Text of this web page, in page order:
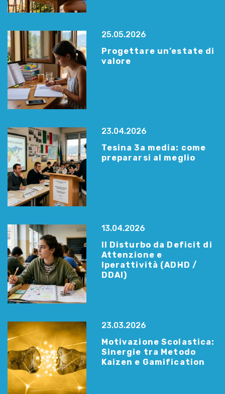
25.05.2026
Progettare un’estate di
valore
23.04.2026
Tesina 3a media: come
prepararsi al meglio
13.04.2026
Il Disturbo da Deficit di
Attenzione e
Iperattività (ADHD /
DDAI)
23.03.2026
Motivazione Scolastica:
Sinergie tra Metodo
Kaizen e Gamification